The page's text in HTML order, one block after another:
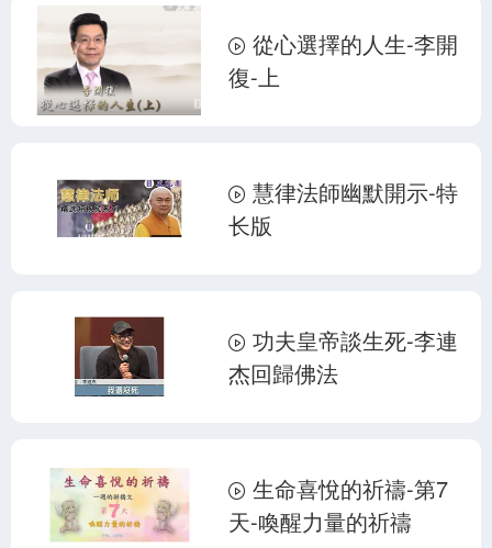
從心選擇的人生-李開
復-上
慧律法師幽默開示-特
长版
功夫皇帝談生死-李連
杰回歸佛法
生命喜悅的祈禱-第7
天-喚醒力量的祈禱